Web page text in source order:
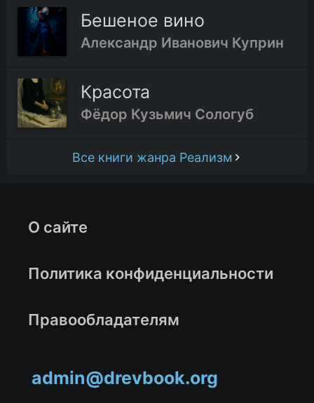
30.Глава тридцатая
31.Глава тридцать первая
32.Глава тридцать вторая
34.Глава тридцать четвёртая
Бешеное вино
Александр Иванович Куприн
Красота
Фёдор Кузьмич Сологуб
Все книги жанра Реализм
О сайте
Политика конфиденциальности
Правообладателям
admin@drevbook.org